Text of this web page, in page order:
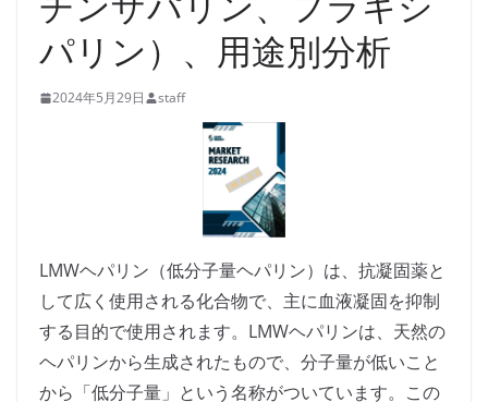
パリン）、用途別分析
2024年5月29日 staff
LMWヘパリン（低分子量ヘパリン）は、抗凝固薬と
して広く使用される化合物で、主に血液凝固を抑制
する目的で使用されます。LMWヘパリンは、天然の
ヘパリンから生成されたもので、分子量が低いこと
から「低分子量」という名称がついています。この